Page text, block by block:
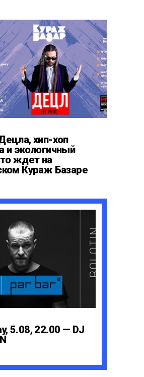
хип-хоп
и экологичный
ждет на
Кураж Базаре
5.08, 22.00 — DJ